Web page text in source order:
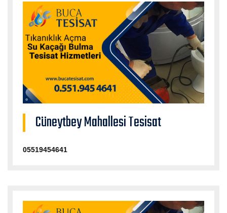
Cüneytbey Mahallesi Tesisat
05519454641